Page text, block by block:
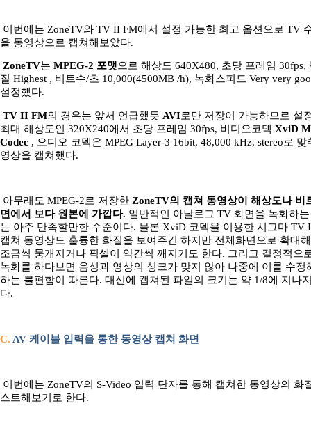
이번에는 ZoneTV와 TV II FM에서 설정 가능한 최고 옵션으로 TV
을 동영상으로 캡쳐해보았다.
ZoneTV는 MPEG-2 포맷으로 해상도 640X480, 초당 프레임 30fps,
질 Highest , 비트수/초 10,000(4500MB /h), 녹화스피드 Very very
설정했다.
TV II FM의 경우는 앞서 언급했듯 AVI로만 저장이 가능하므로 설
최대 해상도인 320X240에서 초당 프레임 30fps, 비디오코덱 XviD
Codec , 오디오 코덱은 MPEG Layer-3 16bit, 48,000 kHz, stereo로 맞
영상을 캡쳐했다.
아무래도 MPEG-2로 저장한 ZoneTV의 캡쳐 동영상이 해상도나 비
면에서 보다 원본에 가깝다. 일반적인 아날로그 TV 화면을 녹화하
는 아주 만족할만한 수준이다. 물론 XviD 코덱을 이용한 시그마 TV
캡쳐 동영상도 훌륭한 화질을 보여주긴 하지만 전체화면으로 확대
조금씩 뭉개지거나 픽셀이 약간씩 깨지기도 한다. 그리고 결정적으
녹화를 하다보면 음성과 영상의 싱크가 맞지 않아 나중에 이를 수정
하는 불편함이 따른다. 대신에 캡쳐된 파일의 크기는 약 1/8에 지나
다.
C. AV 케이블 입력을 통한 동영상 캡쳐 화면
이번에는 ZoneTV의 S-Video 입력 단자를 통해 캡쳐한 동영상의 화
스트해보기로 한다.